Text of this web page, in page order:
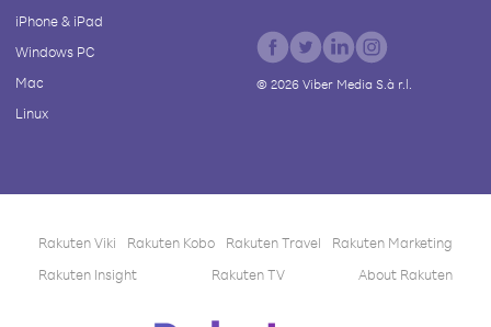
iPhone & iPad
Windows PC
Mac
Linux
© 2026Viber Media S.à r.l.
Rakuten Viki Rakuten Kobo Rakuten Travel
Rakuten Marketing
Rakuten Insight
Rakuten TV About Rakuten